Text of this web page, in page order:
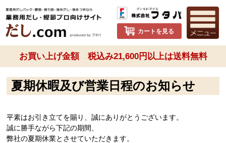
カートを見る
お買い上げ金額 税込み21,600円以上は送料無料
夏期休暇及び営業日程のお知らせ
平素はお引き立てを賜り、誠にありがとうございます。
誠に勝手ながら下記の期間、
弊社の夏期休業とさせていただきます。